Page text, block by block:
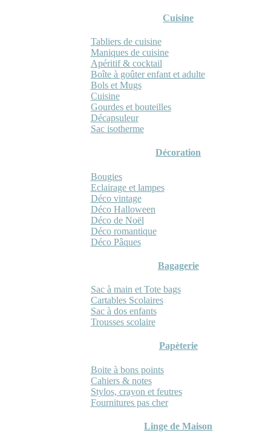
Cuisine
Tabliers de cuisine
Maniques de cuisine
Apéritif & cocktail
Boîte à goûter enfant et adulte
Bols et Mugs
Cuisine
Gourdes et bouteilles
Décapsuleur
Sac isotherme
Décoration
Bougies
Eclairage et lampes
Déco vintage
Déco Halloween
Déco de Noël
Déco romantique
Déco Pâques
Bagagerie
Sac à main et Tote bags
Cartables Scolaires
Sac à dos enfants
Trousses scolaire
Papèterie
Boite à bons points
Cahiers & notes
Stylos, crayon et feutres
Fournitures pas cher
Linge de Maison